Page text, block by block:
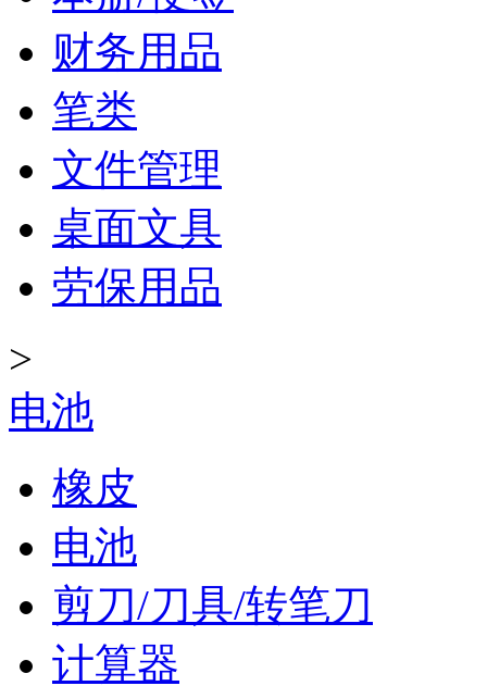
财务用品
笔类
文件管理
桌面文具
劳保用品
>
电池
橡皮
电池
剪刀/刀具/转笔刀
计算器